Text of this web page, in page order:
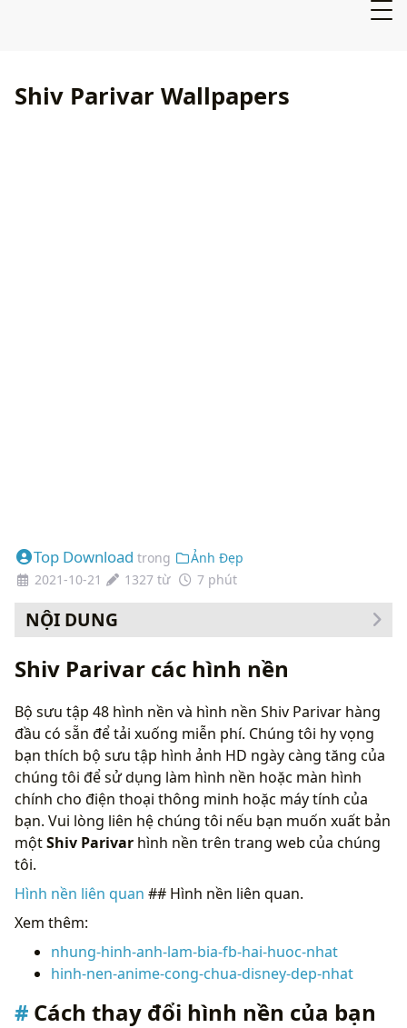
Shiv Parivar Wallpapers
Top Download trong
Ảnh Đẹp
2021-10-21
1327 từ 7 phút
NỘI DUNG
Shiv Parivar các hình nền
Bộ sưu tập 48 hình nền và hình nền Shiv Parivar hàng
đầu có sẵn để tải xuống miễn phí. Chúng tôi hy vọng
bạn thích bộ sưu tập hình ảnh HD ngày càng tăng của
chúng tôi để sử dụng làm hình nền hoặc màn hình
chính cho điện thoại thông minh hoặc máy tính của
bạn. Vui lòng liên hệ chúng tôi nếu bạn muốn xuất bản
mộtShiv Parivar hình nền trên trang web của chúng
tôi.
Hình nền liên quan ## Hình nền liên quan.
Xem thêm:
nhung-hinh-anh-lam-bia-fb-hai-huoc-nhat
hinh-nen-anime-cong-chua-disney-dep-nhat
Cách thay đổi hình nền của bạn